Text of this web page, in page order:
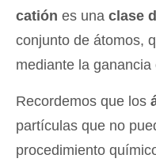
catión es una clase
conjunto de átomos,
mediante la
Recordemos que los
partículas que no
procedimiento